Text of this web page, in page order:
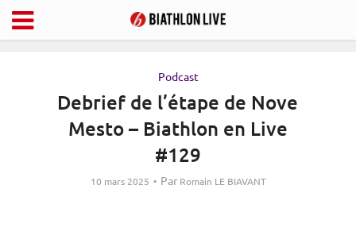
Podcast
Debrief de l’étape de Nove
Mesto – Biathlon en Live
#129
10 mars 2025 Par Romain LE BIAVANT